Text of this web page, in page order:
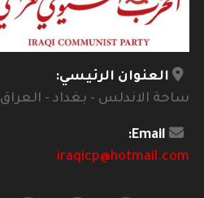
العنوان الرئيسي:
ساحة الاندلس - بغداد - العراق
Email:
iraqicp@hotmail.com